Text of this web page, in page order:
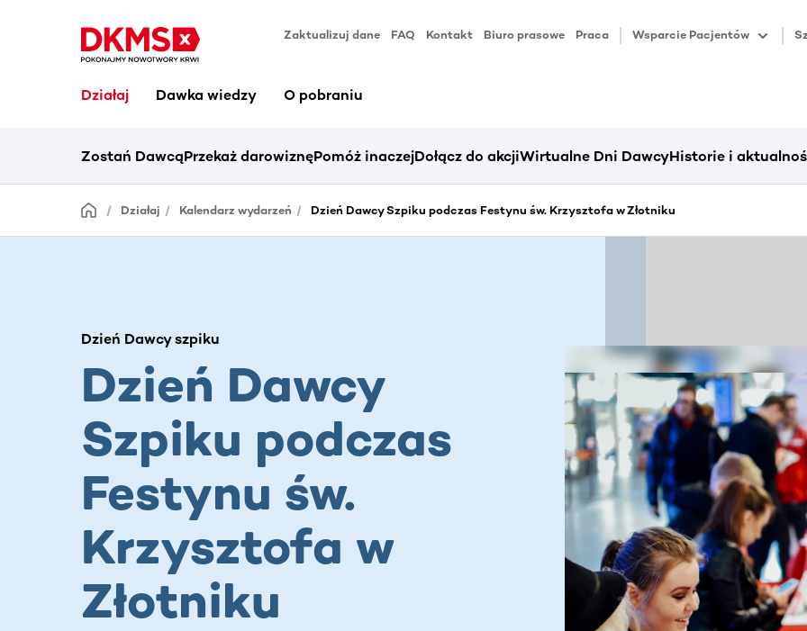
Zaktualizuj dane FAQ Kontakt Biuro prasowe Praca Wsparcie Pacjentów
Działaj Dawka wiedzy O pobraniu
Zostań DawcąPrzekaż darowiznęPomóż inaczejDołącz do akcjiWirtualne Dni DawcyHistorie i
Działaj Kalendarz wydarzeń Dzień Dawcy Szpiku podczas Festynu św. Krzysztofa w Złotniku
Dzień Dawcy szpiku
Dzień Dawcy
Szpiku podczas
Festynu św.
Krzysztofa w
Złotniku